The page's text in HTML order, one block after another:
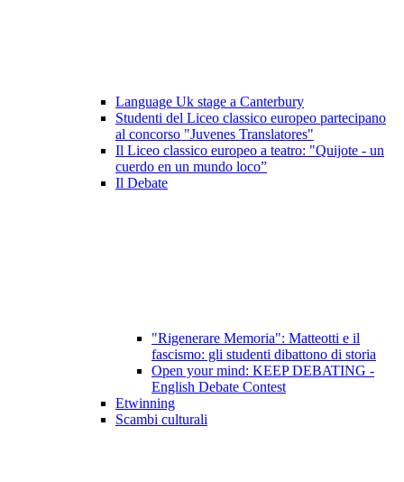
Language Uk stage a Canterbury
Studenti del Liceo classico europeo partecipano
al concorso "Juvenes Translatores"
Il Liceo classico europeo a teatro: "Quijote - un
cuerdo en un mundo loco”
Il Debate
"Rigenerare Memoria": Matteotti e il
fascismo: gli studenti dibattono di storia
Open your mind: KEEP DEBATING -
English Debate Contest
Etwinning
Scambi culturali